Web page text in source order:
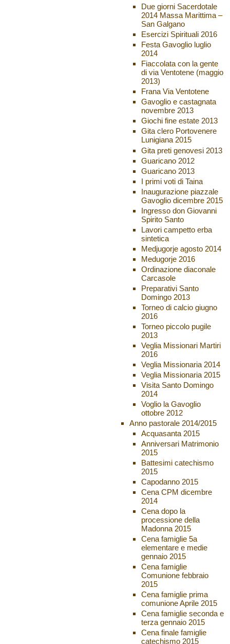
Due giorni Sacerdotale
2014 Massa Marittima –
San Galgano
Esercizi Spirituali 2016
Festa Gavoglio luglio
2014
Fiaccolata con la gente
di via Ventotene (maggio
2013)
Frana Via Ventotene
Gavoglio e castagnata
novembre 2013
Giochi fine estate 2013
Gita clero Portovenere
Lunigiana 2015
Gita preti genovesi 2013
Guaricano 2012
Guaricano 2013
I primi voti di Taina
Inaugurazione piazzale
Gavoglio dicembre 2015
Ingresso don Giovanni
Spirito Santo
Lavori campetto erba
sintetica
Medjugorje agosto 2014
Medugorje 2016
Ordinazione diaconale
Carcasole
Preparativi Santo
Domingo 2013
Torneo di calcio giugno
2016
Torneo piccolo pugile
2013
Veglia Missionari Martiri
2016
Veglia Missionaria 2014
Veglia Missionaria 2015
Visita Santo Domingo
2014
Voglio la Gavoglio
ottobre 2012
Anno pastorale 2014/2015
Acquasanta 2015
Anniversari Matrimonio
2015
Battesimi catechismo
2015
Capodanno 2015
Cena CPM dicembre
2014
Cena dopo la
processione della
Madonna 2015
Cena famiglie 5a
elementare e medie
gennaio 2015
Cena famiglie
Comunione febbraio
2015
Cena famiglie prima
comunione Aprile 2015
Cena famiglie seconda e
terza gennaio 2015
Cena finale famiglie
catechismo 2015